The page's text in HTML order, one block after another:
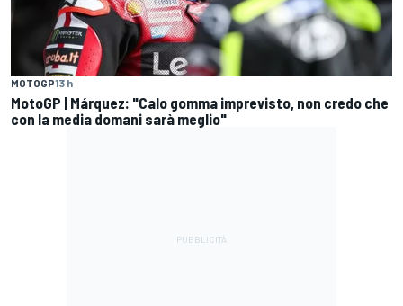
MOTOGP13 h
MotoGP | Márquez: "Calo gomma imprevisto, non credo che
con la media domani sarà meglio"